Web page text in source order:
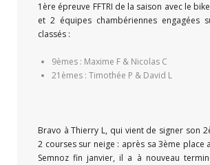
1ère épreuve FFTRI de la saison avec le
et 2 équipes chambériennes engagées
classés :
9èmes : Maxime F & Nicolas C
21èmes : Timothée P & David L
Bravo à Thierry L, qui vient de signer son
2 courses sur neige : après sa 3ème place
Semnoz fin janvier, il a à nouveau